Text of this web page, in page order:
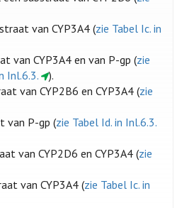
van CYP3A4 (zie Tabel Ic. in
van CYP3A4 en van P-gp (zie
Inl.6.3.
).
van CYP2B6 en CYP3A4 (zie
van P-gp (zie Tabel Id. in Inl.6.3.
van CYP2D6 en CYP3A4 (zie
van CYP3A4 (zie Tabel Ic. in